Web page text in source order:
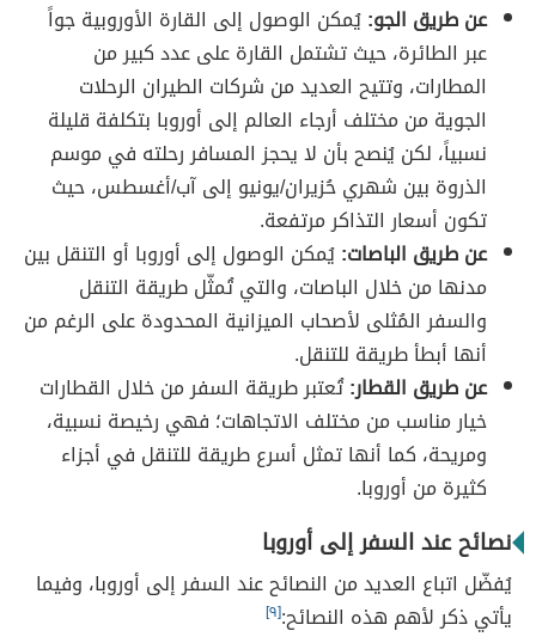
عن طريق الجو:يُمكن الوصول إلى القارة الأوروبية جواً
عبر الطائرة، حيث تشتمل القارة على عدد كبير من
المطارات، وتتيح العديد من شركات الطيران الرحلات
الجوية من مختلف أرجاء العالم إلى أوروبا بتكلفة قليلة
نسبياً، لكن يُنصح بأن لا يحجز المسافر رحلته في موسم
الذروة بين شهري حُزيران/يونيو إلى آب/أغسطس، حيث
تكون أسعار التذاكر مرتفعة.
عن طريق الباصات:يُمكن الوصول إلى أوروبا أو التنقل بين
مدنها من خلال الباصات، والتي تُمثّل طريقة التنقل
والسفر المُثلى لأصحاب الميزانية المحدودة على الرغم من
أنها أبطأ طريقة للتنقل.
عن طريق القطار:تُعتبر طريقة السفر من خلال القطارات
خيار مناسب من مختلف الاتجاهات؛ فهي رخيصة نسبية،
ومريحة، كما أنها تمثل أسرع طريقة للتنقل في أجزاء
كثيرة من أوروبا.
نصائح عند السفر إلى أوروبا
يُفضّل اتباع العديد من النصائح عند السفر إلى أوروبا، وفيما
يأتي ذكر لأهم هذه النصائح:[٩]